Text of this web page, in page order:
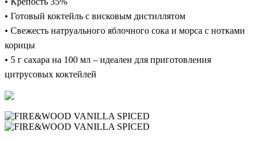
• Готовый коктейль с висковым дистиллятом
• Свежесть натруального яблочного сока и морса с нотками
корицы
• 5 г сахара на 100 мл – идеален для приготовления
цитрусовых коктейлей